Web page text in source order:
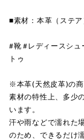
■素材：本革（ステア
#靴 #レディースシュ
トゥ
※本革(天然皮革)の
素材の特性上、多少
います。
汗や雨などで濡れた
のため、できるだけ